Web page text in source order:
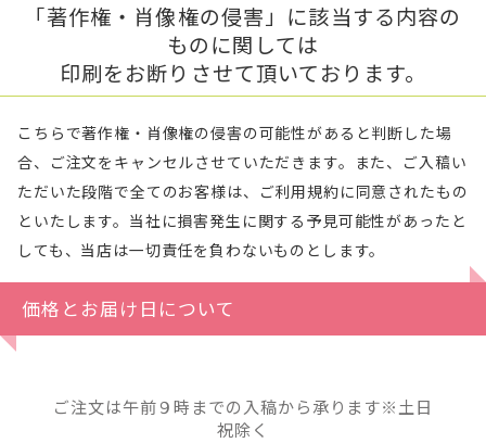
「著作権・肖像権の侵害」に該当する内容の
ものに関しては
印刷をお断りさせて頂いております。
こちらで著作権・肖像権の侵害の可能性があると判断した場
合、ご注文をキャンセルさせていただきます。また、ご入稿い
ただいた段階で全てのお客様は、ご利用規約に同意されたもの
といたします。当社に損害発生に関する予見可能性があったと
しても、当店は一切責任を負わないものとします。
価格とお届け日について
ご注文は午前９時までの入稿から承ります※土日
祝除く